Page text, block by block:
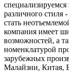
различного стиля
стать
компания имеет
возможностей, а
номенклатурой
зарубежных
Малайзии, Китая,